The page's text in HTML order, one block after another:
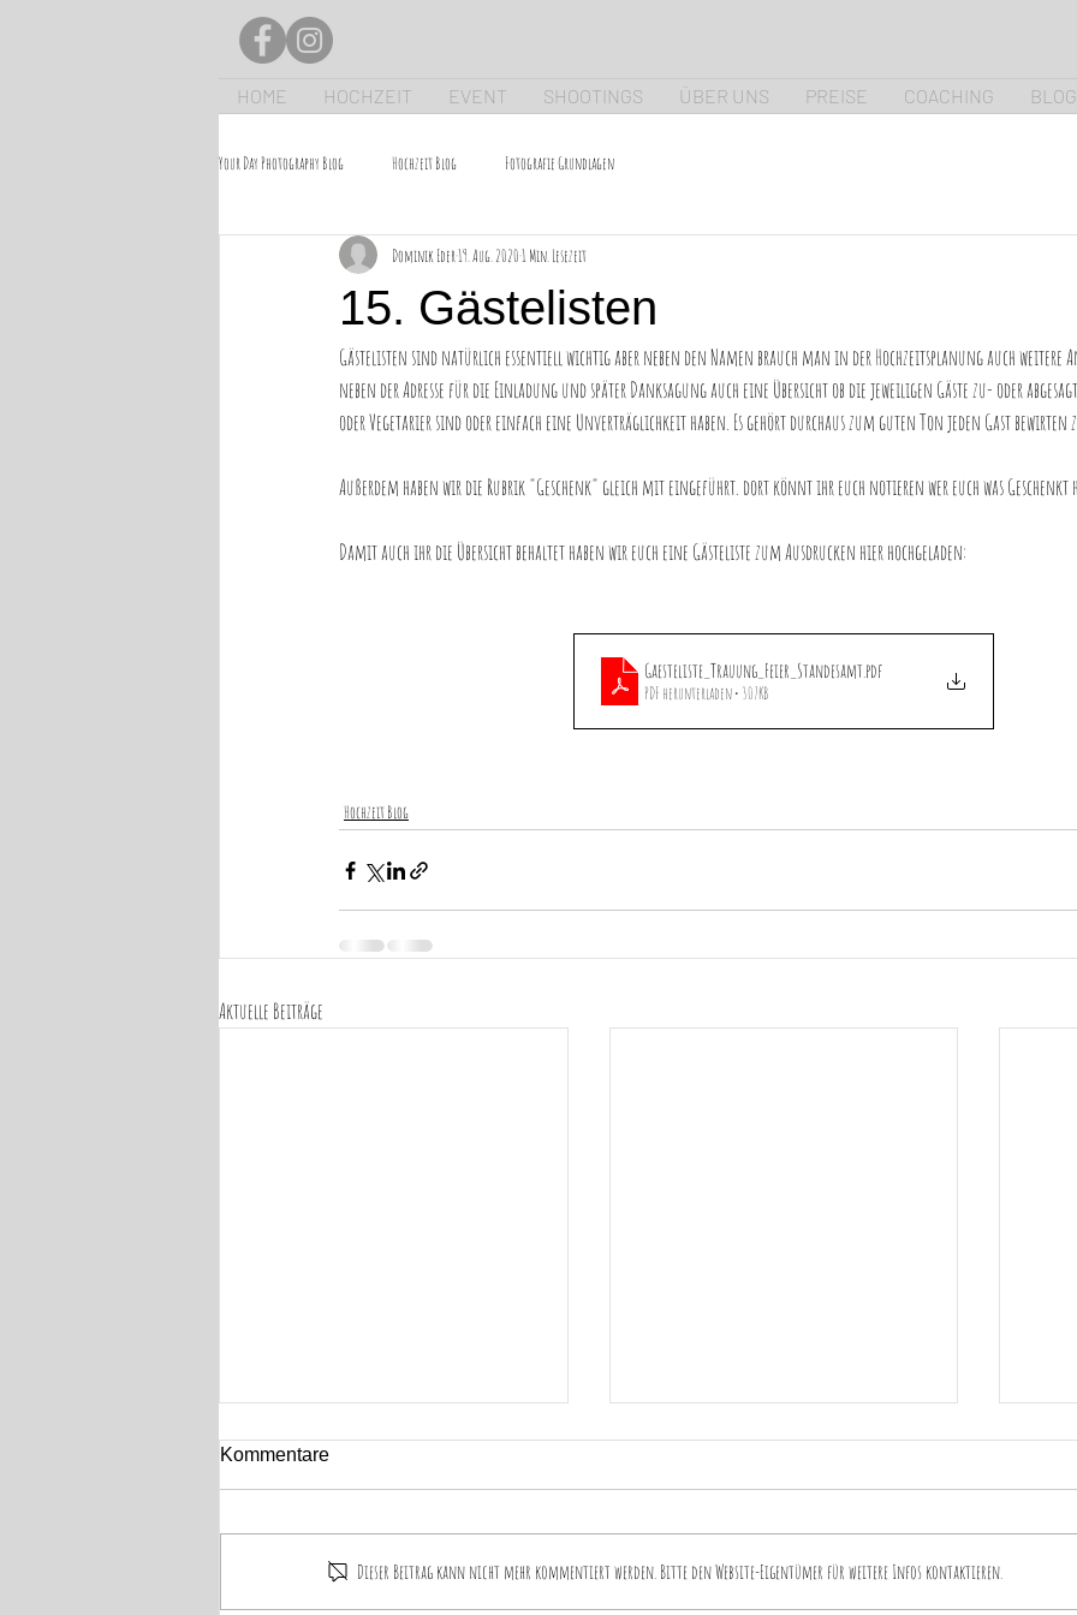
HOME HOCHZEIT EVENT SHOOTINGS ÜBER UNS PREISE COACHING BLOG
Your Day Photography Blog Hochzeit Blog Fotografie Grundlagen
15. Gästelisten
Dominik Eder19. Aug. 20201 Min. Lesezeit
Gästelisten sind natürlich essentiell wichtig aber neben den Namen brauch man in der Hochzeitsplanung auch weitere
neben der Adresse für die Einladung und später Danksagung auch eine Übersicht ob die jeweiligen Gäste zu- oder
oder Vegetarier sind oder einfach eine Unverträglichkeit haben. Es gehört durchaus zum guten Ton jeden Gast bewirten
Außerdem haben wir die Rubrik "Geschenk" gleich mit eingeführt. dort könnt ihr euch notieren wer euch was Geschenkt
Damit auch ihr die Übersicht behaltet haben wir euch eine Gästeliste zum Ausdrucken hier hochgeladen:
Gaesteliste_Trauung_Feier_Standesamt.pdf
PDF herunterladen • 307KB
Hochzeit Blog
Aktuelle Beiträge
Kommentare
Dieser Beitrag kann nicht mehr kommentiert werden. Bitte den Website-Eigentümer für weitere Infos kontaktieren.